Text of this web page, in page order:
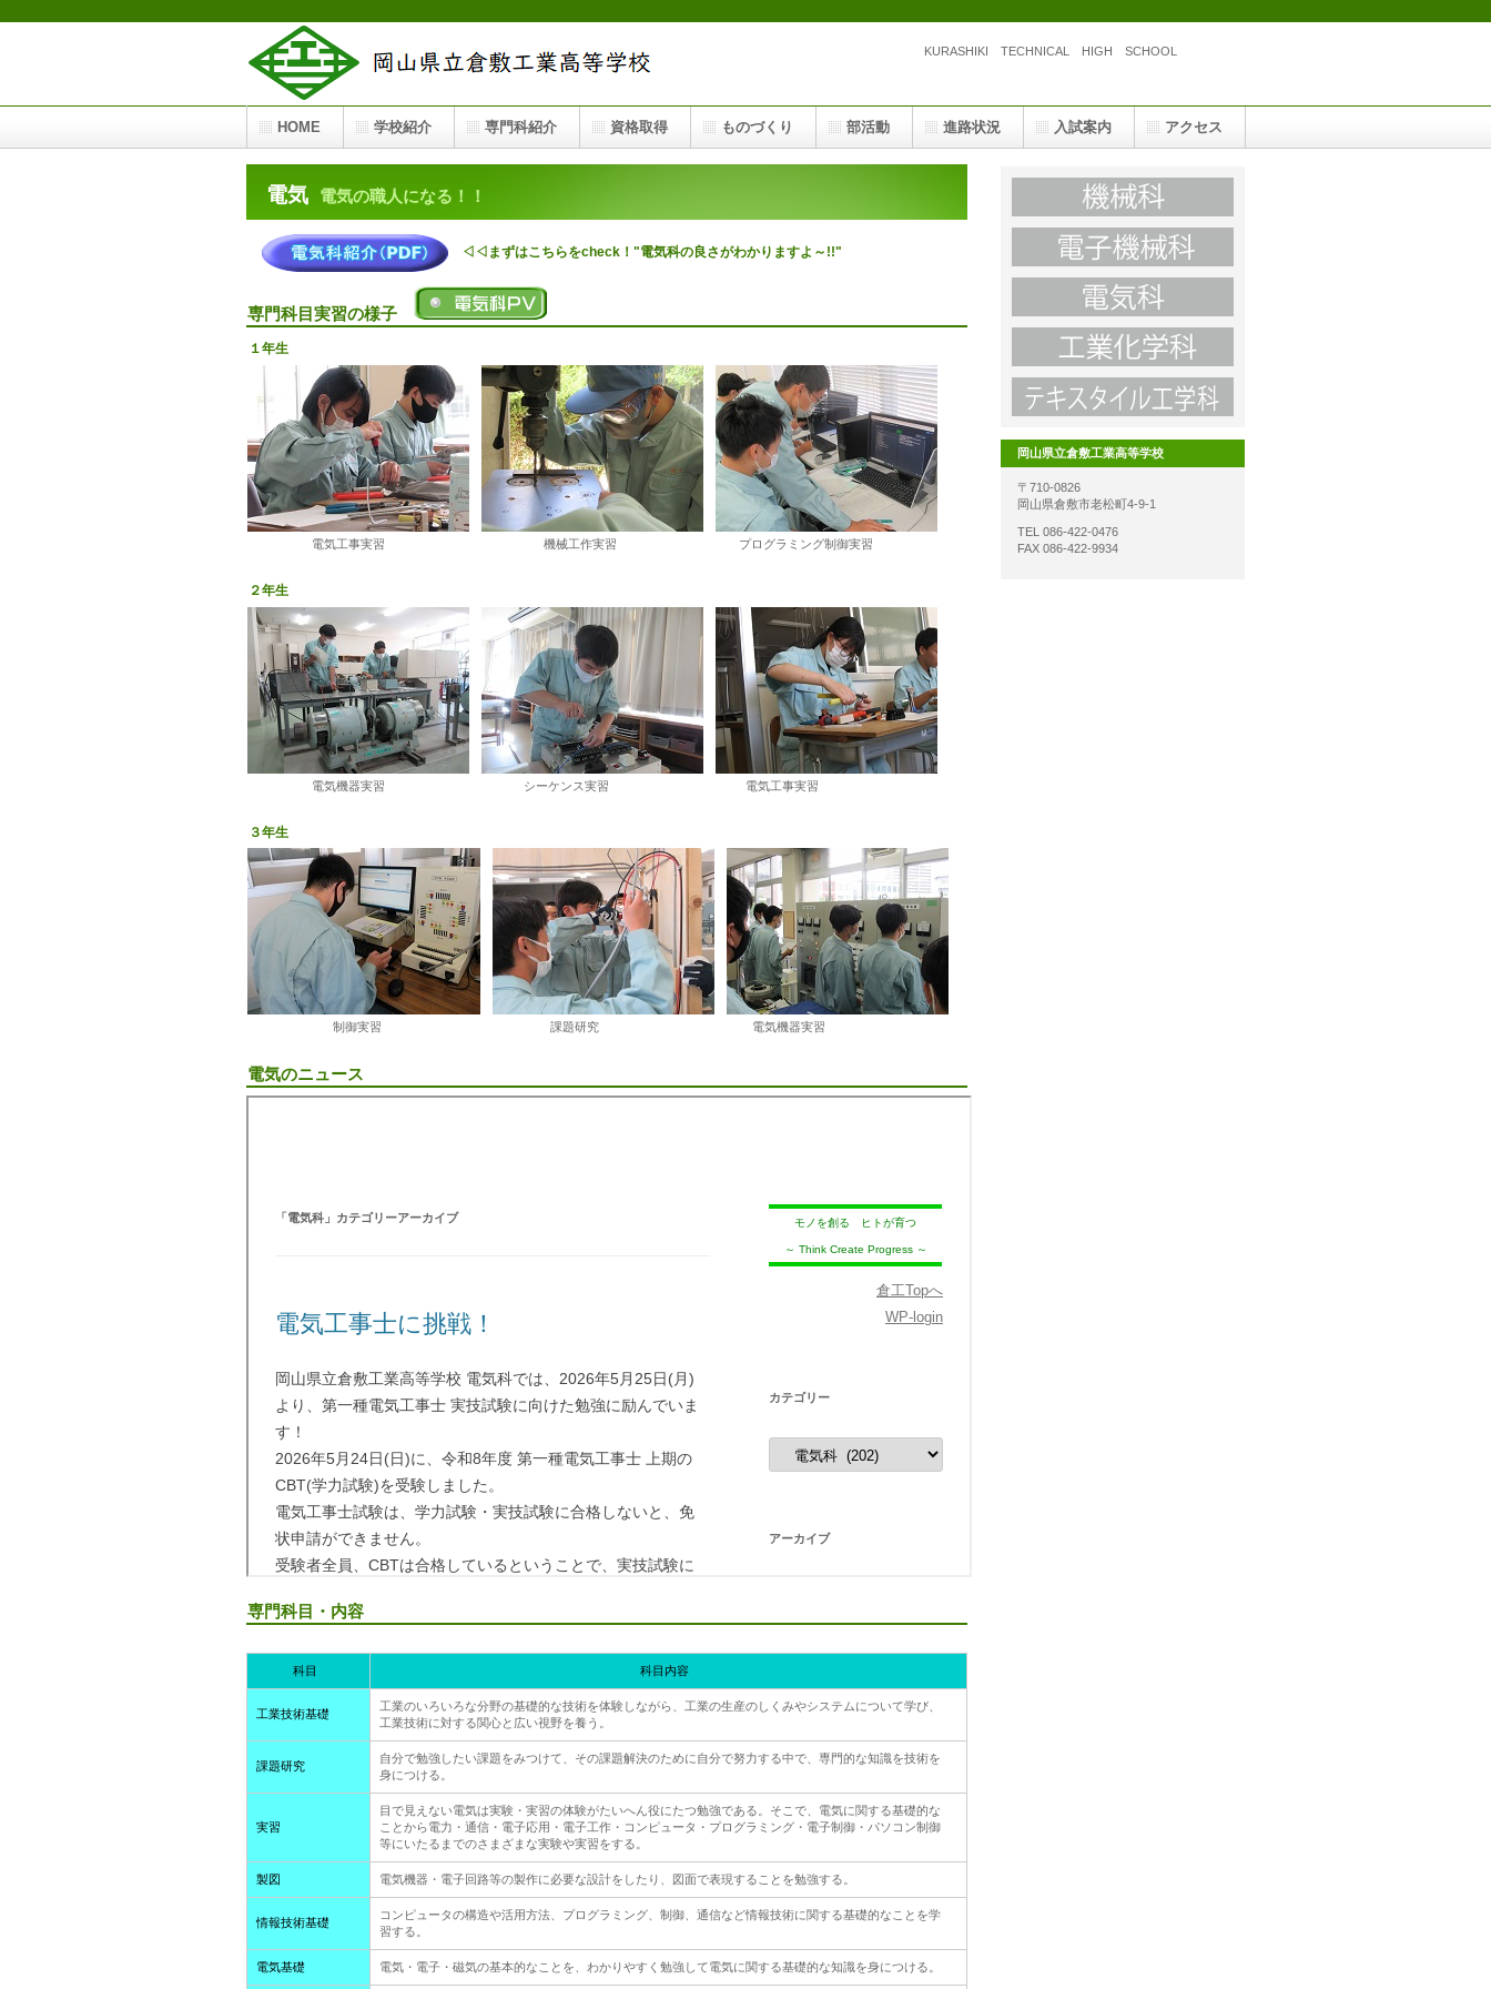
KURASHIKI TECHNICAL HIGH SCHOOL
電気 電気の職人になる！！
◁◁まずはこちらをcheck！"電気科の良さがわかりますよ～!!"
専門科目実習の様子
１年生
電気工事実習 機械工作実習 プログラミング制御実習
２年生
電気機器実習 シーケンス実習 電気工事実習
３年生
制御実習 課題研究 電気機器実習
電気のニュース
専門科目・内容
科目 科目内容
工業技術基礎
工業のいろいろな分野の基礎的な技術を体験しながら、工業の生産のしくみやシステムについて学び、
工業技術に対する関心と広い視野を養う。
課題研究
自分で勉強したい課題をみつけて、その課題解決のために自分で努力する中で、専門的な知識を技術を
身につける。
実習
目で見えない電気は実験・実習の体験がたいへん役にたつ勉強である。そこで、電気に関する基礎的な
ことから電力・通信・電子応用・電子工作・コンピュータ・プログラミング・電子制御・パソコン制御
等にいたるまでのさまざまな実験や実習をする。
製図 電気機器・電子回路等の製作に必要な設計をしたり、図面で表現することを勉強する。
情報技術基礎
コンピュータの構造や活用方法、プログラミング、制御、通信など情報技術に関する基礎的なことを学
習する。
電気基礎 電気・電子・磁気の基本的なことを、わかりやすく勉強して電気に関する基礎的な知識を身につける。
HOME 学校紹介 専門科紹介 資格取得 ものづくり 部活動 進路状況 入試案内 アクセス
岡山県立倉敷工業高等学校
〒710-0826
岡山県倉敷市老松町4-9-1
TEL 086-422-0476
FAX 086-422-9934